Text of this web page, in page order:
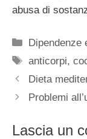
abusa di
Categorie
Dipendenze
Tag
anticorpi,
Dieta
Problemi
Lascia un